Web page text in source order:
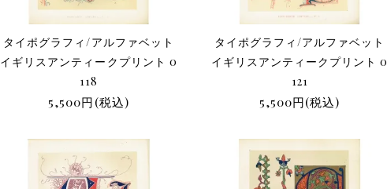
タイポグラフィ/アルファベット
イギリスアンティークプリント 0
118
5,500円(税込)
タイポグラフィ/アルファベット
イギリスアンティークプリント 0
121
5,500円(税込)